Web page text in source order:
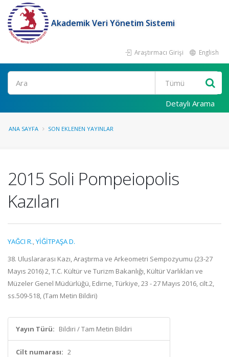
Akademik Veri Yönetim Sistemi
Araştırmacı Girişi English
Ara
Detaylı Arama
ANA SAYFA SON EKLENEN YAYINLAR
2015 Soli Pompeiopolis
Kazıları
YAĞCI R.,YİĞİTPAŞA D.
38. Uluslararası Kazı, Araştırma ve Arkeometri Sempozyumu (23-27
Mayıs 2016) 2, T.C. Kültür ve Turizm Bakanlığı, Kültür Varlıkları ve
Müzeler Genel Müdürlüğü, Edirne, Türkiye, 23 - 27 Mayıs 2016, cilt.2,
ss.509-518, (Tam Metin Bildiri)
Yayın Türü: Bildiri / Tam Metin Bildiri
Cilt numarası: 2